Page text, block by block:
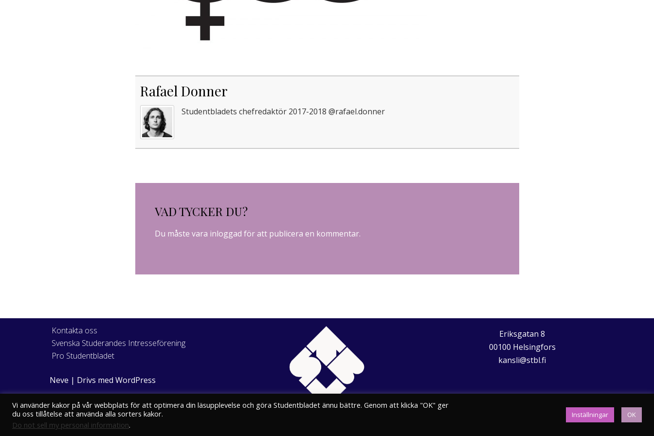
Rafael Donner
Studentbladets chefredaktör 2017-2018 @rafael.donner
VAD TYCKER DU?
Du måste vara inloggad för att publicera en kommentar.
Kontakta oss
Svenska Studerandes Intresseförening
Pro Studentbladet
Neve | Drivs med WordPress
Eriksgatan 8
00100 Helsingfors
kansli@stbl.fi
Vi använder kakor på vår webbplats för att optimera din läsupplevelse och göra Studentbladet ännu bättre. Genom att klicka "OK" ger
du oss tillåtelse att använda alla sorters kakor.
Do not sell my personal information.
Inställningar OK